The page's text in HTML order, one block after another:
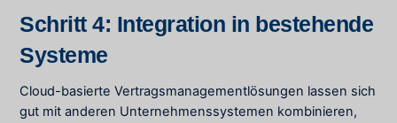
Schritt 4: Integration in bestehende
Systeme
Cloud-basierte Vertragsmanagementlösungen lassen sich
gut mit anderen Unternehmenssystemen kombinieren,